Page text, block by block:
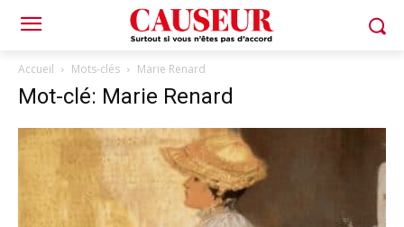
Accueil Mots-clés Marie Renard
Mot-clé: Marie Renard